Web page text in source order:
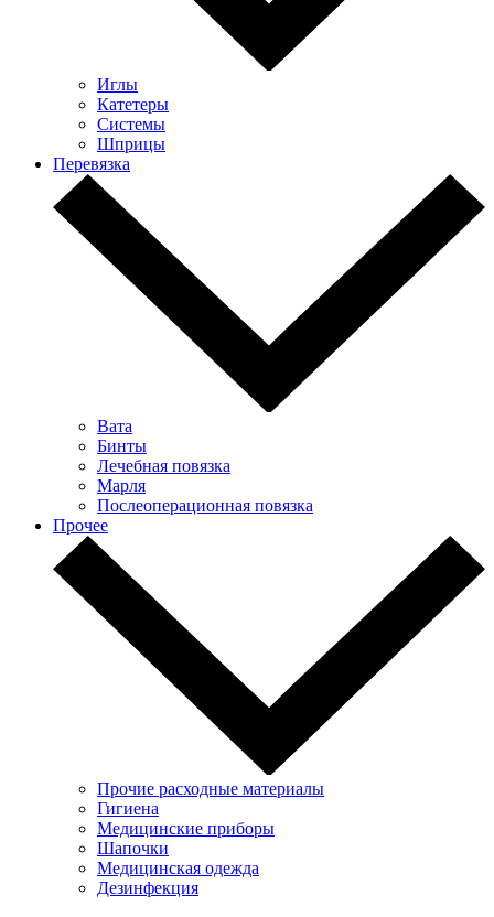
Иглы
Катетеры
Системы
Шприцы
Перевязка
Вата
Бинты
Лечебная повязка
Марля
Послеоперационная повязка
Прочее
Прочие расходные материалы
Гигиена
Медицинские приборы
Шапочки
Медицинская одежда
Дезинфекция